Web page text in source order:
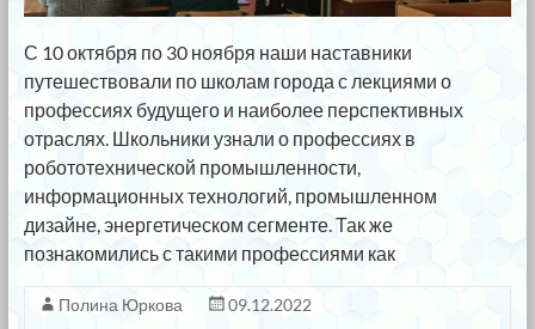
С 10 октября по 30 ноября наши наставники
путешествовали по школам города с лекциями о
профессиях будущего и наиболее перспективных
отраслях. Школьники узнали о профессиях в
робототехнической промышленности,
информационных технологий, промышленном
дизайне, энергетическом сегменте. Так же
познакомились с такими профессиями как
Полина Юркова
09.12.2022